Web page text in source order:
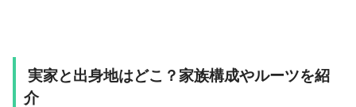
実家と出身地はどこ？家族構成やルーツを紹
介